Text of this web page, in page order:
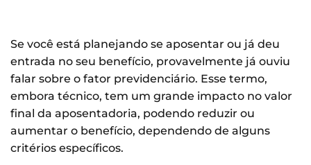
Se você está planejando se aposentar ou já deu
entrada no seu benefício, provavelmente já ouviu
falar sobre o fator previdenciário. Esse termo,
embora técnico, tem um grande impacto no valor
final da aposentadoria, podendo reduzir ou
aumentar o benefício, dependendo de alguns
critérios específicos.